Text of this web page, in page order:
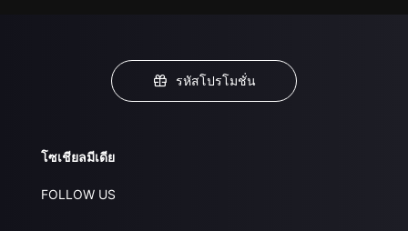
รหัสโปรโมชั่น
โซเชียลมีเดีย
FOLLOW US